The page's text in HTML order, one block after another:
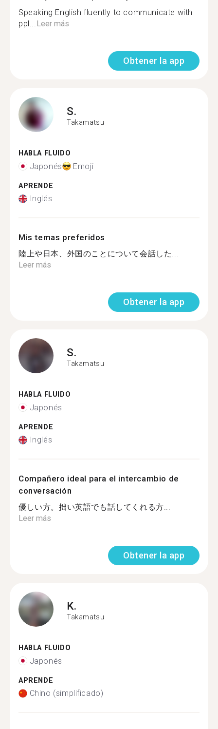
Speaking English fluently to communicate with
ppl...Leer más
Obtener la app
S.
Takamatsu
HABLA FLUIDO
Japonés Emoji
APRENDE
Inglés
Mis temas preferidos
陸上や日本、外国のことについて会話した...
Leer más
Obtener la app
S.
Takamatsu
HABLA FLUIDO
Japonés
APRENDE
Inglés
Compañero ideal para el intercambio de
conversación
優しい方。拙い英語でも話してくれる方...
Leer más
Obtener la app
K.
Takamatsu
HABLA FLUIDO
Japonés
APRENDE
Chino (simplificado)